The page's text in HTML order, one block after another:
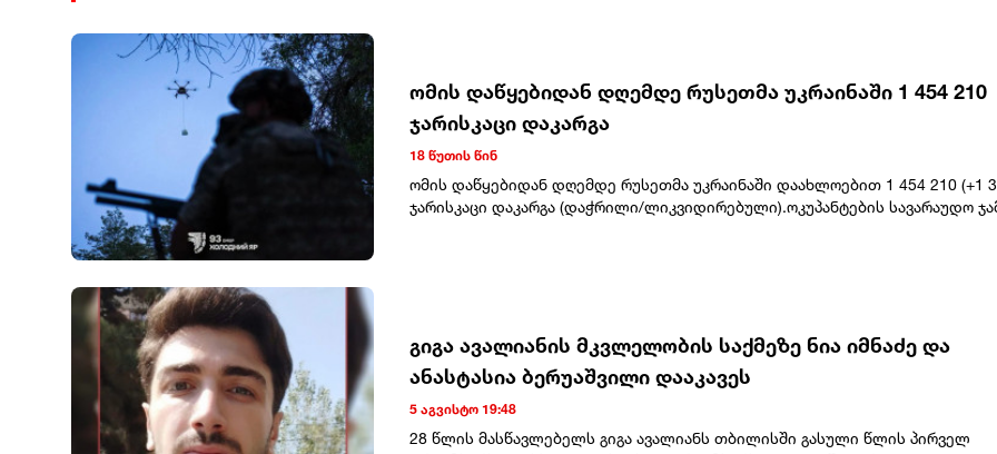
ომის დაწყებიდან დღემდე რუსეთმა უკრაინაში 1 454 210
ჯარისკაცი დაკარგა
18 წუთის წინ
ომის დაწყებიდან დღემდე რუსეთმა უკრაინაში დაახლოებით 1 454 210 (+1
ჯარისკაცი დაკარგა (დაჭრილი/ლიკვიდირებული).ოკუპანტების სავარაუდო
266 (+1 811), ფრთოსანი რაკეტები – 5 007 (+0).მსუბუქი ჩქაროსნული ნავი/გემი
34 (+0). წყალქვეშა ნავები – 2 (+0). საავტომობილო ტექნიკა და საწვავის ავზი –
682 (+416), სპეციალური ტექნიკა – 4 496 (+1).
გიგა ავალიანის მკვლელობის საქმეზე ნია იმნაძე და
ანასტასია ბერუაშვილი დააკავეს
5 აგვისტო 19:48
28 წლის მასწავლებელს გიგა ავალიანს თბილისში გასული წლის პირველ